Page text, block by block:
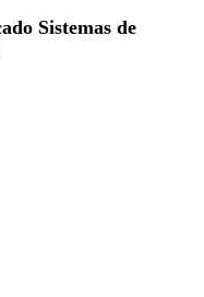
Sistemas de